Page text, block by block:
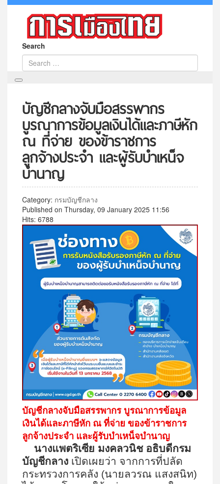
Search
บัญชีกลางจับมือสรรพากร
บูรณาการข้อมูลเงินได้และภาษีหัก
ณ ที่จ่าย ของข้าราชการ
ลูกจ้างประจำ และผู้รับบำเหน็จ
บำนาญ
Category: กรมบัญชีกลาง
Published on Thursday, 09 January 2025 11:56
Hits: 6788
บัญชีกลางจับมือสรรพากร บูรณาการข้อมูล
เงินได้และภาษีหัก ณ ที่จ่าย ของข้าราชการ
ลูกจ้างประจำ และผู้รับบำเหน็จบำนาญ
นางแพตริเซีย มงคลวนิช อธิบดีกรม
บัญชีกลาง เปิดเผยว่า จากการที่ปลัด
กระทรวงการคลัง (นายลวรณ แสงสนิท)